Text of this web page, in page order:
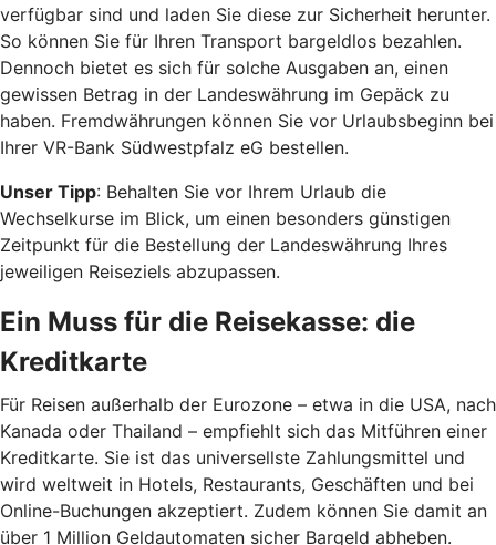
verfügbar sind und laden Sie diese zur Sicherheit herunter.
So können Sie für Ihren Transport bargeldlos bezahlen.
Dennoch bietet es sich für solche Ausgaben an, einen
gewissen Betrag in der Landeswährung im Gepäck zu
haben. Fremdwährungen können Sie vor Urlaubsbeginn bei
Ihrer VR-Bank Südwestpfalz eG bestellen.
Unser Tipp: Behalten Sie vor Ihrem Urlaub die
Wechselkurse im Blick, um einen besonders günstigen
Zeitpunkt für die Bestellung der Landeswährung Ihres
jeweiligen Reiseziels abzupassen.
Ein Muss für die Reisekasse: die
Kreditkarte
Für Reisen außerhalb der Eurozone – etwa in die USA, nach
Kanada oder Thailand – empfiehlt sich das Mitführen einer
Kreditkarte. Sie ist das universellste Zahlungsmittel und
wird weltweit in Hotels, Restaurants, Geschäften und bei
Online-Buchungen akzeptiert. Zudem können Sie damit an
über 1 Million Geldautomaten sicher Bargeld abheben.